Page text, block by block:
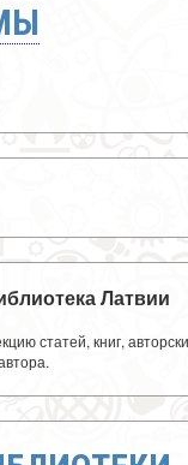
Латвии
статей, книг,